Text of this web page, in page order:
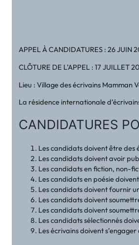
APPEL À CANDIDATURES : 26 JUIN
CLÔTURE DE L’APPEL : 17 JUILLET
Lieu : Village des écrivains
La résidence internationale
CANDIDATURES
Les candidats doivent être
Les candidats doivent avoir
Les candidats en fiction, non-
Les candidats en poésie
Les candidats doivent fournir
Les candidats doivent
Les candidats doivent
Les candidats sélectionnés
Les écrivains doivent